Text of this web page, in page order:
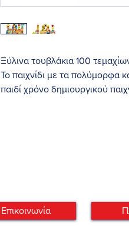
Ξύλινα τουβλάκια 100
Το παιχνίδι με τα πολύμορφα
παιδί χρόνο δημιουργικού
Προτεραιότητα Αποστολών
Αυτόματα
Επικοινωνία